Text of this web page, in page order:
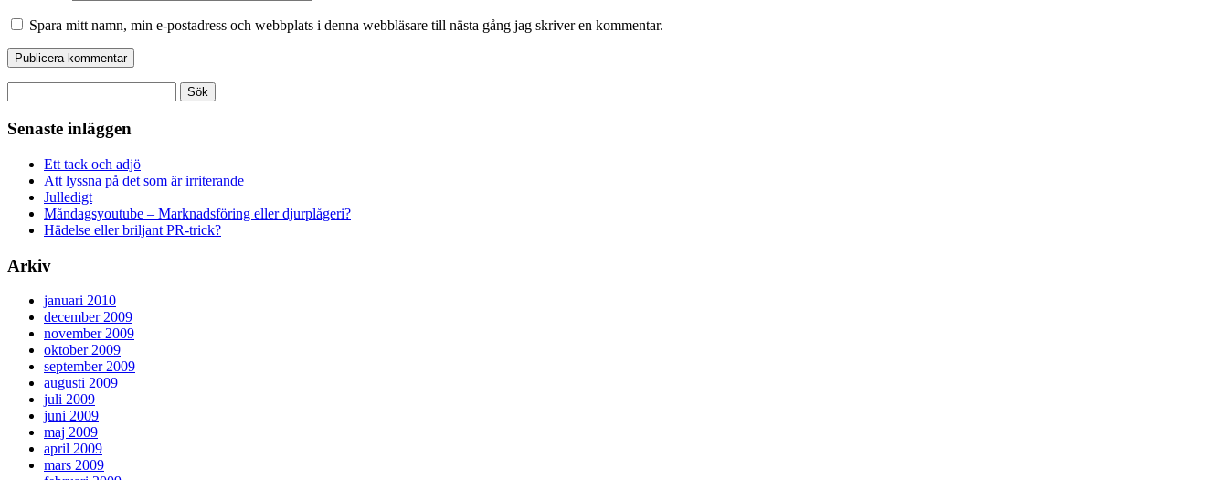
Spara mitt namn, min e-postadress och webbplats i denna webbläsare till nästa gång jag skriver en kommentar.
efter:
Senaste inläggen
Ett tack och adjö
Att lyssna på det som är irriterande
Julledigt
Måndagsyoutube – Marknadsföring eller djurplågeri?
Hädelse eller briljant PR-trick?
Arkiv
januari 2010
december 2009
november 2009
oktober 2009
september 2009
augusti 2009
juli 2009
juni 2009
maj 2009
april 2009
mars 2009